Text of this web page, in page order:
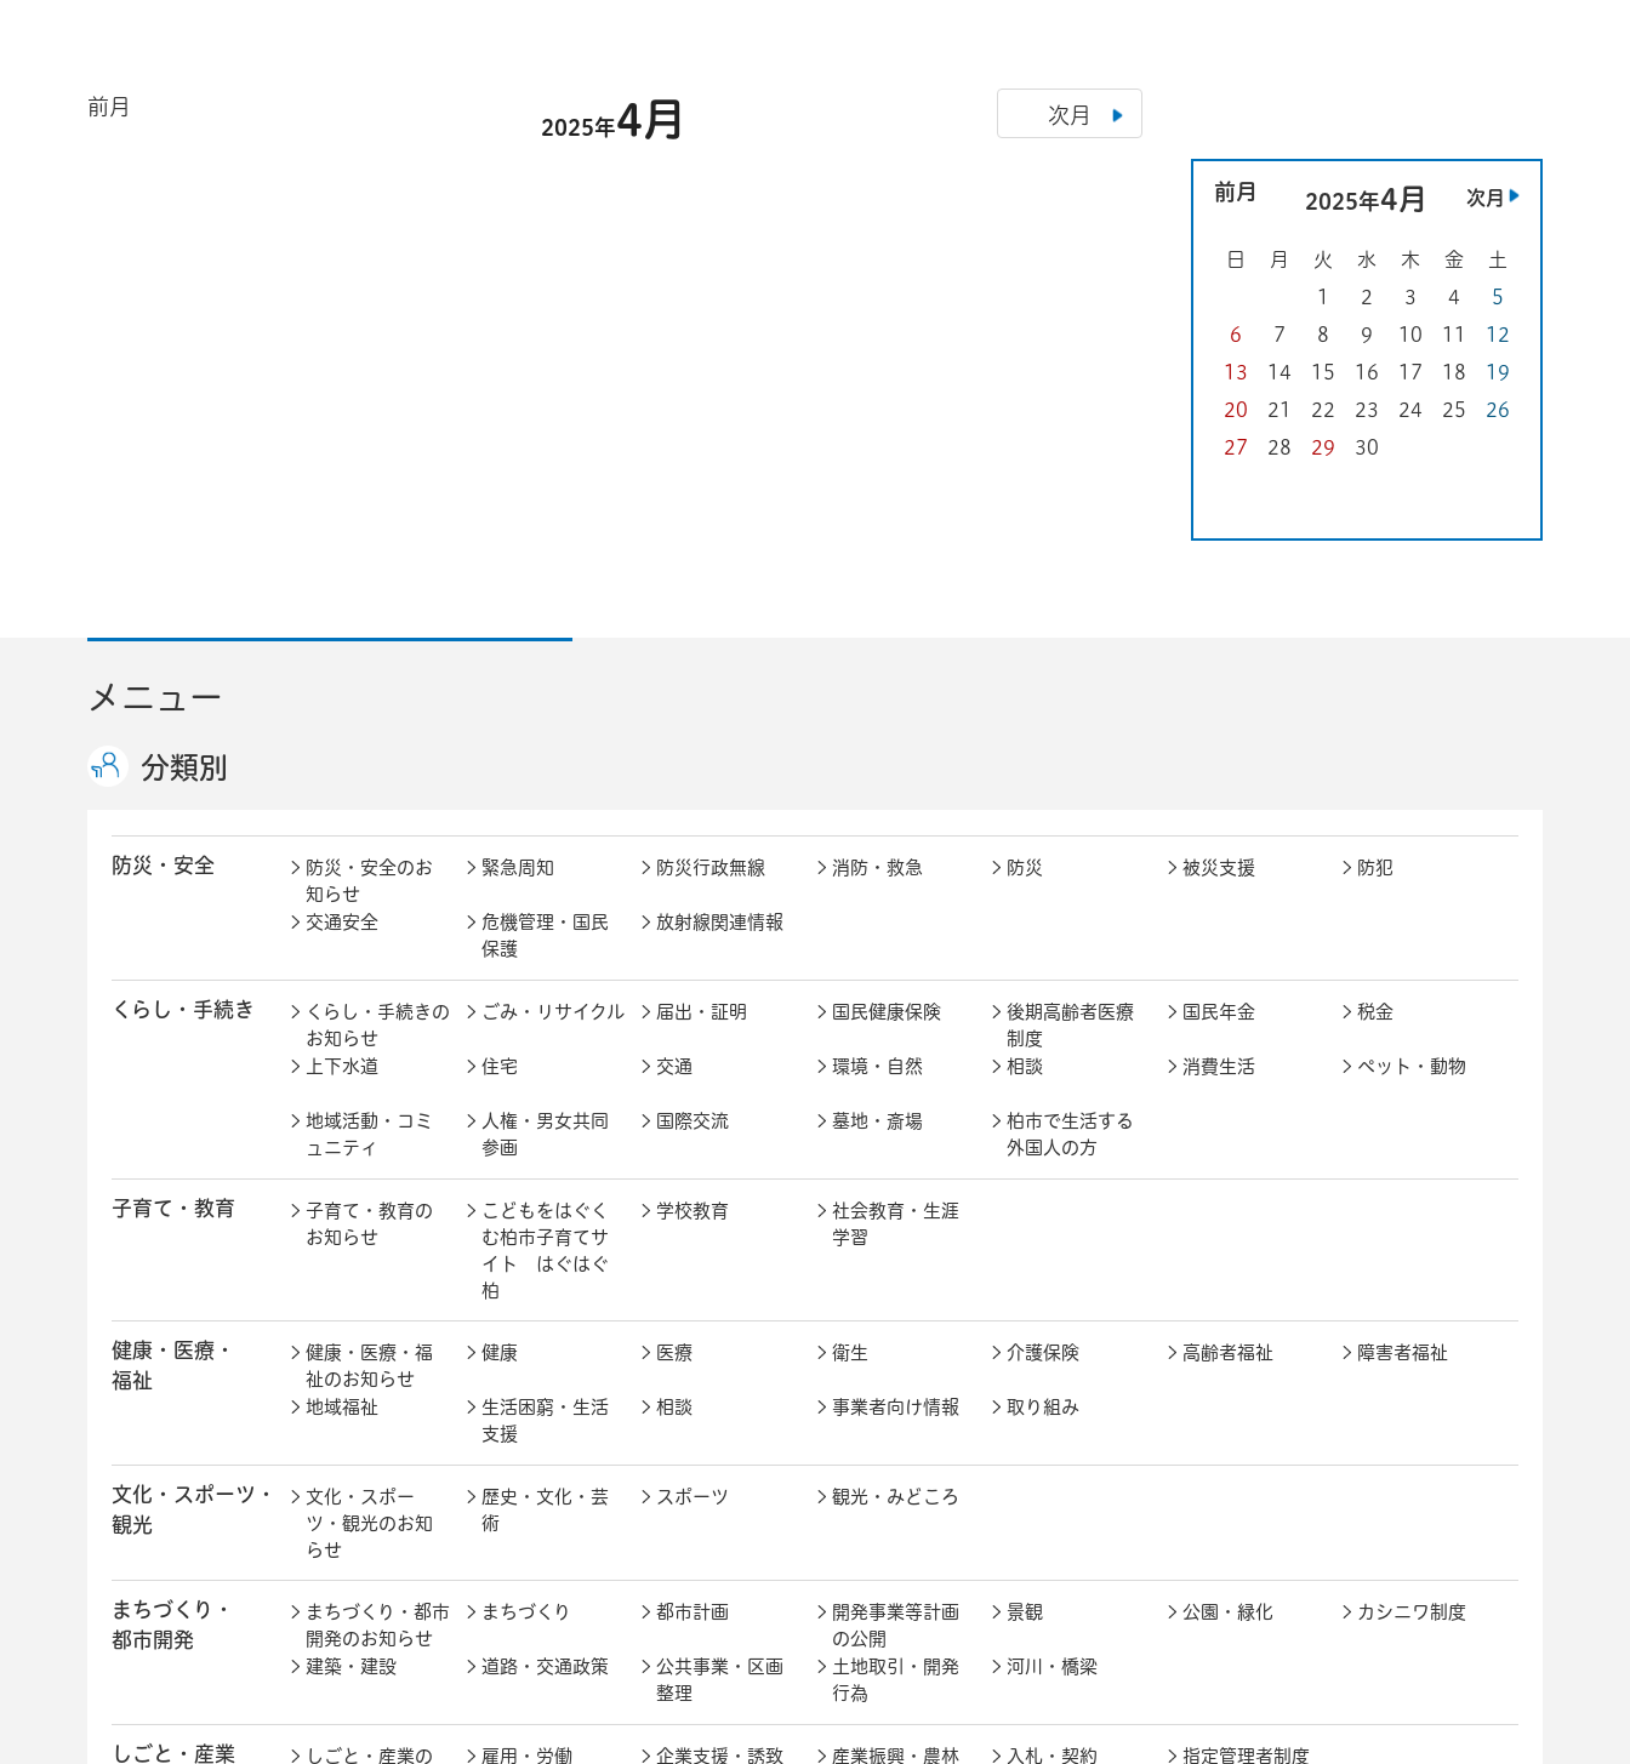
前月 2025年4月 次月
日 月 火 水 木 金
土
1
2 3 4
5
6
7 8 9 10 11
12
13
14 15 16 17 18
19
20
21 22 23 24 25
26
27
28 29 30
前月
2025年4月 次月
メニュー
分類別
防災・安全
防災・安全のお
知らせ
緊急周知 防災行政無線 消防・救急 防災 被災支援 防犯
交通安全
危機管理・国民
保護
放射線関連情報
くらし・手続き
くらし・手続きの
お知らせ
ごみ・リサイクル 届出・証明 国民健康保険
後期高齢者医療
制度
国民年金 税金
上下水道 住宅 交通 環境・自然 相談 消費生活 ペット・動物
地域活動・コミ
ュニティ
人権・男女共同
参画
国際交流 墓地・斎場
柏市で生活する
外国人の方
子育て・教育
子育て・教育の
お知らせ
こどもをはぐく
む柏市子育てサ
イト はぐはぐ
柏
学校教育
社会教育・生涯
学習
健康・医療・
福祉
健康・医療・福
祉のお知らせ
健康 医療 衛生 介護保険 高齢者福祉 障害者福祉
地域福祉
生活困窮・生活
支援
相談 事業者向け情報 取り組み
文化・スポーツ・
観光
文化・スポー
ツ・観光のお知
らせ
歴史・文化・芸
術
スポーツ 観光・みどころ
まちづくり・
都市開発
まちづくり・都市
開発のお知らせ
まちづくり 都市計画
開発事業等計画
の公開
景観 公園・緑化 カシニワ制度
建築・建設 道路・交通政策
公共事業・区画
整理
土地取引・開発
行為
河川・橋梁
しごと・産業 しごと・産業の 雇用・労働 企業支援・誘致 産業振興・農林 入札・契約 指定管理者制度